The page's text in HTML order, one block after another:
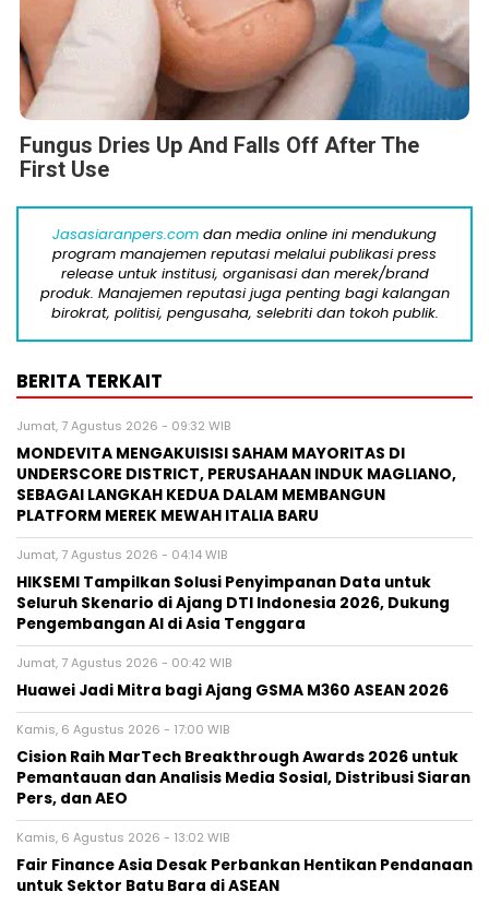
Fungus Dries Up And Falls Off After The
First Use
Jasasiaranpers.com dan media online ini mendukung
program manajemen reputasi melalui publikasi press
release untuk institusi, organisasi dan merek/brand
produk. Manajemen reputasi juga penting bagi kalangan
birokrat, politisi, pengusaha, selebriti dan tokoh publik.
BERITA TERKAIT
Jumat, 7 Agustus 2026 - 09:32 WIB
MONDEVITA MENGAKUISISI SAHAM MAYORITAS DI
UNDERSCORE DISTRICT, PERUSAHAAN INDUK MAGLIANO,
SEBAGAI LANGKAH KEDUA DALAM MEMBANGUN
PLATFORM MEREK MEWAH ITALIA BARU
Jumat, 7 Agustus 2026 - 04:14 WIB
HIKSEMI Tampilkan Solusi Penyimpanan Data untuk
Seluruh Skenario di Ajang DTI Indonesia 2026, Dukung
Pengembangan AI di Asia Tenggara
Jumat, 7 Agustus 2026 - 00:42 WIB
Huawei Jadi Mitra bagi Ajang GSMA M360 ASEAN 2026
Kamis, 6 Agustus 2026 - 17:00 WIB
Cision Raih MarTech Breakthrough Awards 2026 untuk
Pemantauan dan Analisis Media Sosial, Distribusi Siaran
Pers, dan AEO
Kamis, 6 Agustus 2026 - 13:02 WIB
Fair Finance Asia Desak Perbankan Hentikan Pendanaan
untuk Sektor Batu Bara di ASEAN